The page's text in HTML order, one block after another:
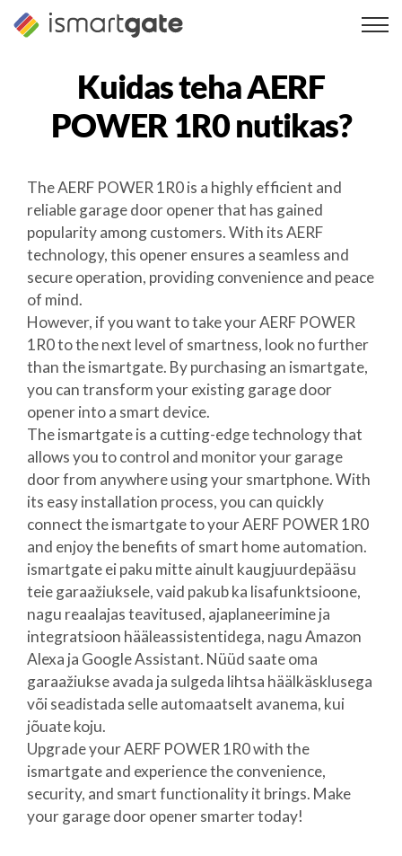
Skip
Kuidas tehaAERF
POWER 1R0nutikas?
The AERF POWER 1R0 is a highly efficient and
reliable garage door opener that has gained
popularity among customers. With its AERF
technology, this opener ensures a seamless and
secure operation, providing convenience and peace
of mind.
However, if you want to take your AERF POWER
1R0 to the next level of smartness, look no further
than the ismartgate. By purchasing an ismartgate,
you can transform your existing garage door
opener into a smart device.
The ismartgate is a cutting-edge technology that
allows you to control and monitor your garage
door from anywhere using your smartphone. With
its easy installation process, you can quickly
connect the ismartgate to your AERF POWER 1R0
and enjoy the benefits of smart home automation.
ismartgate ei paku mitte ainult kaugjuurdepääsu
teie garaažiuksele, vaid pakub ka lisafunktsioone,
nagu reaalajas teavitused, ajaplaneerimine ja
integratsioon hääleassistentidega, nagu Amazon
Alexa ja Google Assistant. Nüüd saate oma
garaažiukse avada ja sulgeda lihtsa häälkäsklusega
või seadistada selle automaatselt avanema, kui
jõuate koju.
Upgrade your AERF POWER 1R0 with the
ismartgate and experience the convenience,
security, and smart functionality it brings. Make
your garage door opener smarter today!